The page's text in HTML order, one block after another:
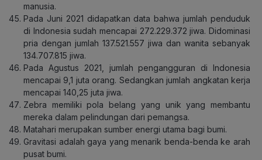
manusia.
Pada Juni 2021 didapatkan data bahwa jumlah penduduk
di Indonesia sudah mencapai 272.229.372 jiwa. Didominasi
pria dengan jumlah 137.521.557 jiwa dan wanita sebanyak
134.707.815 jiwa.
Pada Agustus 2021, jumlah pengangguran di Indonesia
mencapai 9,1 juta orang. Sedangkan jumlah angkatan kerja
mencapai 140,25 juta jiwa.
Zebra memiliki pola belang yang unik yang membantu
mereka dalam pelindungan dari pemangsa.
Matahari merupakan sumber energi utama bagi bumi.
Gravitasi adalah gaya yang menarik benda-benda ke arah
pusat bumi.